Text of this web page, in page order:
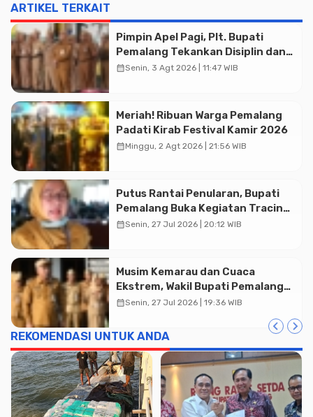
Advertisment
ARTIKEL TERKAIT
Pimpin Apel Pagi, Plt. Bupati
Pemalang Tekankan Disiplin dan
Soliditas ASN untuk Pelayanan
calendar_monthSenin, 3 Agt 2026 | 11:47 WIB
Meriah! Ribuan Warga Pemalang
Padati Kirab Festival Kamir 2026
calendar_monthMinggu, 2 Agt 2026 | 21:56 WIB
Putus Rantai Penularan, Bupati
Pemalang Buka Kegiatan Tracing
TBC Terintegrasi di Mulyoharjo
calendar_monthSenin, 27 Jul 2026 | 20:12 WIB
Musim Kemarau dan Cuaca
Ekstrem, Wakil Bupati Pemalang
Ingatkan ASN Waspada Bahaya
calendar_monthSenin, 27 Jul 2026 | 19:36 WIB
REKOMENDASI UNTUK ANDA